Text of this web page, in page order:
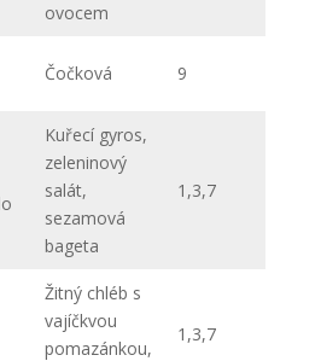
ovocem
Čočková 9
Kuřecí gyros,
zeleninový
salát,
sezamová
bageta
1,3,7
Žitný chléb s
vajíčkvou
pomazánkou,
1,3,7